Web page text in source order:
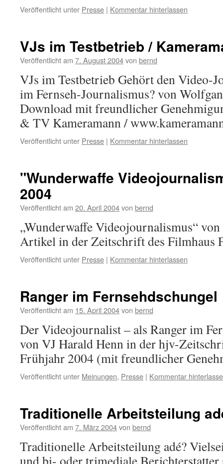
Veröffentlicht unter Presse | Kommentar hinterlassen
VJs im Testbetrieb /
Veröffentlicht am 7. August 2004von bernd
VJs im Testbetrieb Gehört den Video-
im Fernseh-Journalismus? von
Download mit freundlicher
& TV Kameramann /
Veröffentlicht unter Presse | Kommentar hinterlassen
"Wunderwaffe
2004
Veröffentlicht am 20. April 2004von bernd
„Wunderwaffe Videojournalismus“
Artikel in der Zeitschrift des Filmhaus
Veröffentlicht unter Presse | Kommentar hinterlassen
Ranger im Fernsehdschungel
Veröffentlicht am 15. April 2004von bernd
Der Videojournalist – als Ranger im
von VJ Harald Henn in der hjv-
Frühjahr 2004 (mit freundlicher
Veröffentlicht unter Meinungen, Presse | Kommentar
Traditionelle Arbeitsteilung
Veröffentlicht am 7. März 2004von bernd
Traditionelle Arbeitsteilung adé?
und bi- oder trimediale